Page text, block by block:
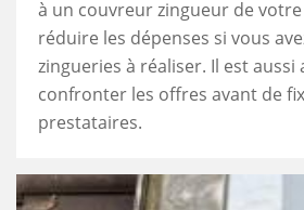
à un couvreur zingueur de
réduire les dépenses si vous
zingueries à réaliser. Il est aussi
confronter les offres avant de
prestataires.